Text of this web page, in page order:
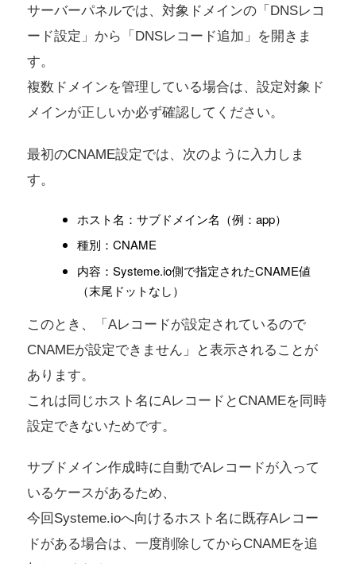
サーバーパネルでは、対象ドメインの「DNSレコ
ード設定」から「DNSレコード追加」を開きま
す。
複数ドメインを管理している場合は、設定対象ド
メインが正しいか必ず確認してください。
最初のCNAME設定では、次のように入力しま
す。
ホスト名：サブドメイン名（例：app）
種別：CNAME
内容：Systeme.io側で指定されたCNAME値
（末尾ドットなし）
このとき、「Aレコードが設定されているので
CNAMEが設定できません」と表示されることが
あります。
これは同じホスト名にAレコードとCNAMEを同時
設定できないためです。
サブドメイン作成時に自動でAレコードが入って
いるケースがあるため、
今回Systeme.ioへ向けるホスト名に既存Aレコー
ドがある場合は、一度削除してからCNAMEを追